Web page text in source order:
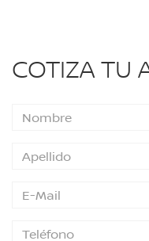
COTIZA TU